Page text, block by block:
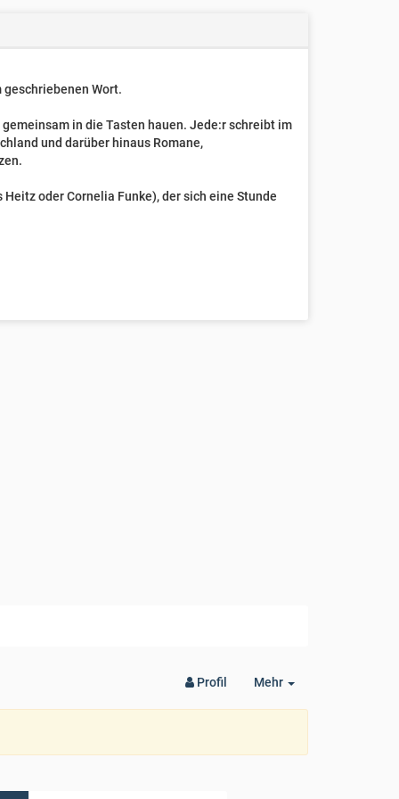
Wort.
in die Tasten hauen. Jede:r schreibt im
und darüber hinaus Romane,
oder Cornelia Funke), der sich eine Stunde
Mehr
Toggle
Profil